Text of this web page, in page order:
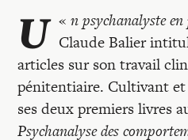
Recherches
Entretiens
«
U n psychanalyste
Claude Balier
articles sur son travail
pénitentiaire. Cultivant et
ses deux premiers livres
Psychanalyse des